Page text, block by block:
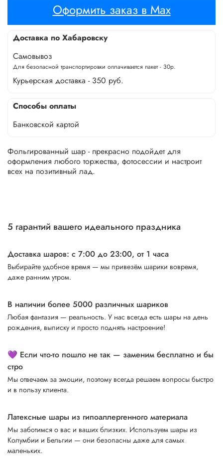
Оформить заказ в Max
Доставка по Хабаровску
Самовывоз
Для безопасной транспортировки оплачивается пакет - 30р.
Курьерская доставка - 350 руб.
Способы оплаты
Банковской картой
Фольгированный шар - прекрасно подойдет для
оформления любого торжества, фотосессии и настроит
всех на позитивный лад.
5 гарантий вашего идеального праздника
Доставка шаров: с 7:00 до 23:00, от 1 часа
Выбирайте удобное время — мы привезём шарики вовремя,
даже ранним утром.
В наличии более 5000 различных шариков
Любая фантазия — реальность. У нас всегда есть шары на день
рождения, выписку и просто поднять настроение!
💜 Если что-то пошло не так — заменим бесплатно и бы
стро
Мы отвечаем за эмоции, поэтому всегда решаем вопросы быстро
и в пользу клиента.
Латексные шары из гипоаллергенного материала
Мы заботимся о вас и ваших близких. Используем шары из
Колумбии и Бельгии — они безопасны даже для самых
маленьких.